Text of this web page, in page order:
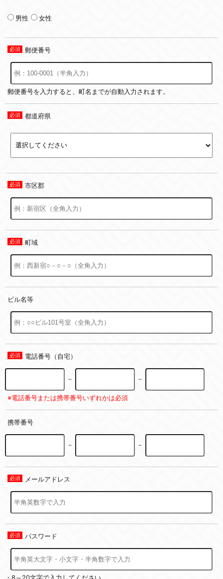
男性 女性
郵便番号
郵便番号を入力すると、町名までが自動入力されます。
都道府県
市区郡
町域
ビル名等
電話番号（自宅）
－ －
※電話番号または携帯番号いずれかは必須
携帯番号
－ －
メールアドレス
パスワード
・8～20文字で入力してください。